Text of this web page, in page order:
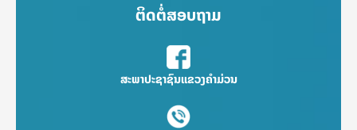
ຕິດຕໍ່ສອບຖາມ
ສະພາປະຊາຊົນແຂວງຄຳມ່ວນ